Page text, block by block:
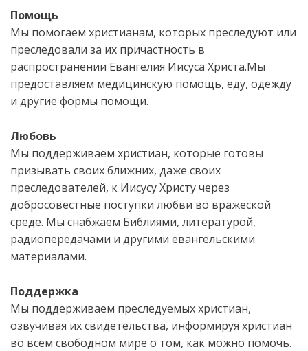
Помощь
Мы помогаем христианам, которых преследуют или
преследовали за их причастность в
распространении Евангелия Иисуса Христа.Мы
предоставляем медицинскую помощь, еду, одежду
и другие формы помощи.
Любовь
Мы поддерживаем христиан, которые готовы
призывать своих ближних, даже своих
преследователей, к Иисусу Христу через
добросовестные поступки любви во вражеской
среде. Мы снабжаем Библиями, литературой,
радиопередачами и другими евангельскими
материалами.
Поддержка
Мы поддерживаем преследуемых христиан,
озвучивая их свидетельства, информируя христиан
во всем свободном мире о том, как можно помочь.